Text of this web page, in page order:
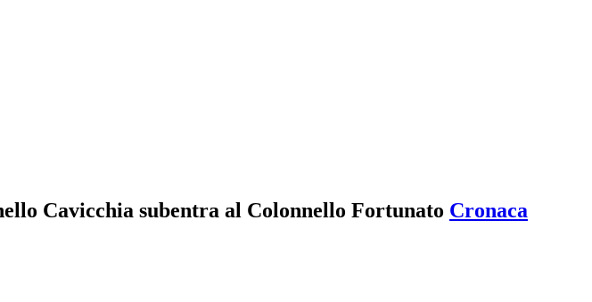
Cavicchia subentra al Colonnello Fortunato Cronaca